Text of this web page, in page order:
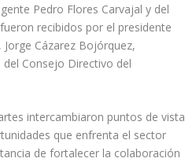
Pedro Flores Carvajal y del
recibidos por el presidente
Jorge Cázarez Bojórquez,
Consejo Directivo del
intercambiaron puntos de vista
que enfrenta el sector
de fortalecer la colaboración